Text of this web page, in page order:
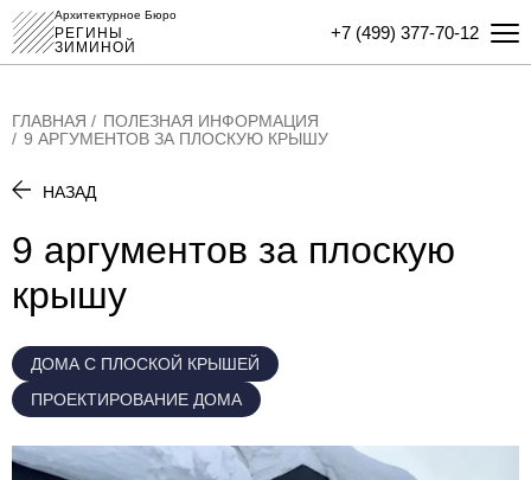
Архитектурное Бюро
РЕГИНЫ
ЗИМИНОЙ
+7 (499) 377-70-12
ГЛАВНАЯ
ПОЛЕЗНАЯ ИНФОРМАЦИЯ
9 АРГУМЕНТОВ ЗА ПЛОСКУЮ КРЫШУ
НАЗАД
9 аргументов за плоскую
крышу
ДОМА С ПЛОСКОЙ КРЫШЕЙ
ПРОЕКТИРОВАНИЕ ДОМА